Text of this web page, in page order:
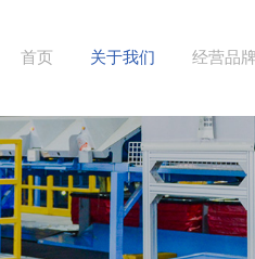
首页 关于我们 经营品牌